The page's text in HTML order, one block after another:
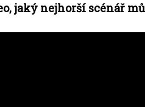
jaký nejhorší scénář